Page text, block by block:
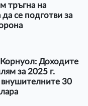
тръгна на
да се подготви за
Доходите
за 2025 г.
внушителните 30